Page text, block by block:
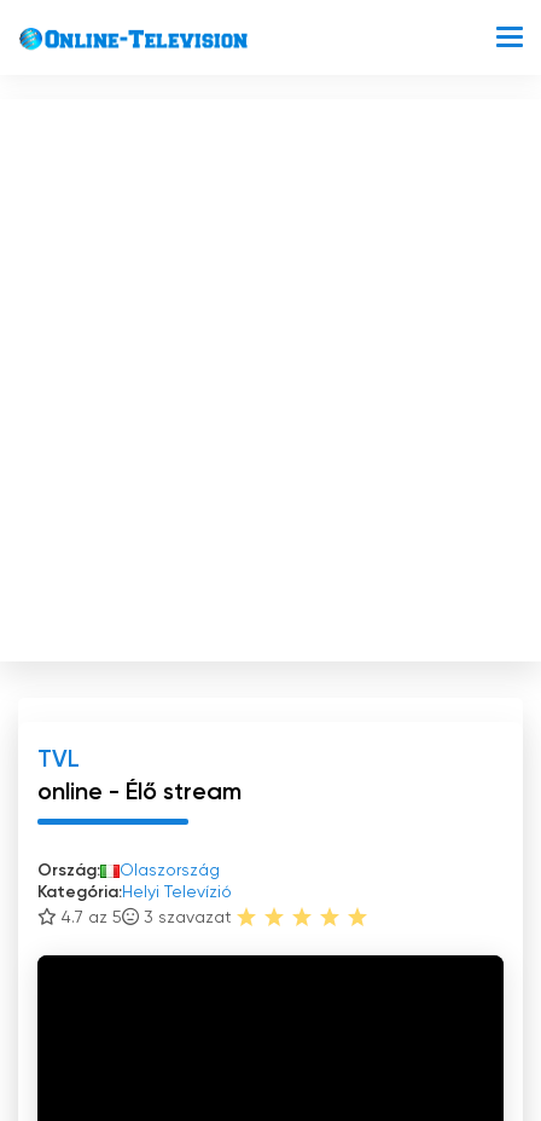
TVL
online - Élő stream
Ország:
Olaszország
Kategória:Helyi Televízió
4.7 az 5
3 szavazat